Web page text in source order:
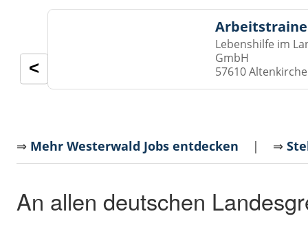
Lebenshilfe im
GmbH
57610
<
⇒ Mehr Westerwald Jobs entdecken | ⇒
An allen deutschen